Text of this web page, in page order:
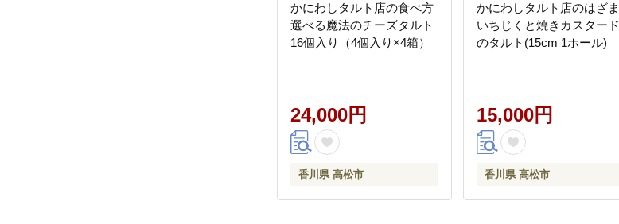
かにわしタルト店の食べ方
選べる魔法のチーズタルト
16個入り（4個入り×4箱）
24,000円
香川県 高松市
かにわしタルト店のはざま
いちじくと焼きカスタード
のタルト(15cm 1ホール)
15,000円
香川県 高松市